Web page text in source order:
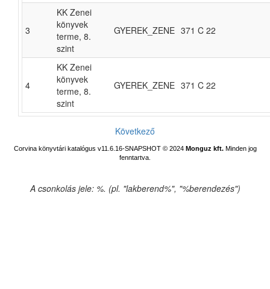
3
KK Zenei
könyvek
terme, 8.
szint
GYEREK_ZENE 371 C 22
4
KK Zenei
könyvek
terme, 8.
szint
GYEREK_ZENE 371 C 22
Következő
Corvina könyvtári katalógus v11.6.16-SNAPSHOT© 2024 Monguz kft.Minden jog
fenntartva.
A csonkolás jele: %. (pl. "lakberend%", "%berendezés")